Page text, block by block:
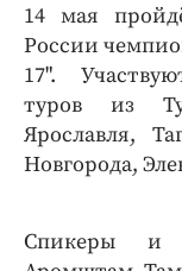
14 мая
России
17".
туров из
Ярославля,
Новгорода,
Спикеры и